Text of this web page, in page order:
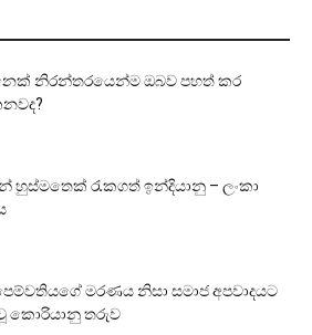
නිරන්තරයෙන්ම ඔබව පහත් කර
හුස්මතෙක් රැකගත් ඉන්දියානු – ලංකා
මරණය නිසා සමාජ අපවාදයට
කොරියානු තරුව